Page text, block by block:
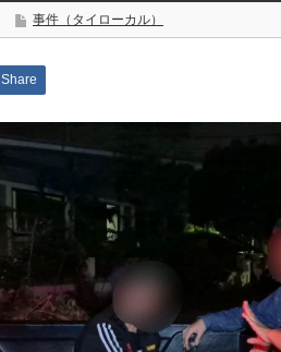
事件（タイローカル）
Share